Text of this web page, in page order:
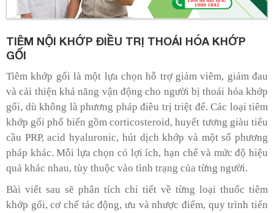
TIÊM NỘI KHỚP ĐIỀU TRỊ THOÁI HÓA KHỚP
GỐI
Tiêm khớp gối là một lựa chọn hỗ trợ giảm viêm, giảm đau
và cải thiện khả năng vận động cho người bị thoái hóa khớp
gối, dù không là phương pháp điều trị triệt để. Các loại tiêm
khớp gối phổ biến gồm corticosteroid, huyết tương giàu tiểu
cầu PRP, acid hyaluronic, hút dịch khớp và một số phương
pháp khác. Mỗi lựa chọn có lợi ích, hạn chế và mức độ hiệu
quả khác nhau, tùy thuộc vào tình trạng của từng người.
Bài viết sau sẽ phân tích chi tiết về từng loại thuốc tiêm
khớp gối, cơ chế tác động, ưu và nhược điểm, quy trình tiến